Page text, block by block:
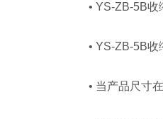
• YS-ZB-5B收缩
• YS-ZB-5B收缩
• 当产品尺寸在